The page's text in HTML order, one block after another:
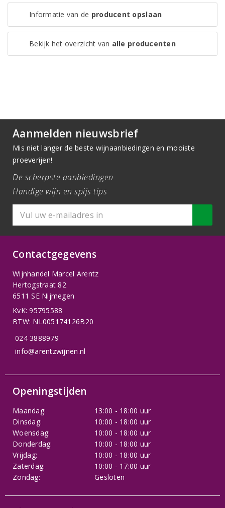
Informatie van de producent opslaan
Bekijk het overzicht van alle producenten
Aanmelden nieuwsbrief
Mis niet langer de beste wijnaanbiedingen en mooiste
proeverijen!
De scherpste aanbiedingen
Handige wijn en spijs tips
Contactgegevens
Wijnhandel Marcel Arentz
Hertogstraat 82
6511 SE Nijmegen
KvK: 95795588
BTW: NL005174126B20
024 3888979
info@arentzwijnen.nl
Openingstijden
Maandag:
13:00 - 18:00 uur
Dinsdag:
10:00 - 18:00 uur
Woensdag:
10:00 - 18:00 uur
Donderdag:
10:00 - 18:00 uur
Vrijdag:
10:00 - 18:00 uur
Zaterdag:
10:00 - 17:00 uur
Zondag:
Gesloten